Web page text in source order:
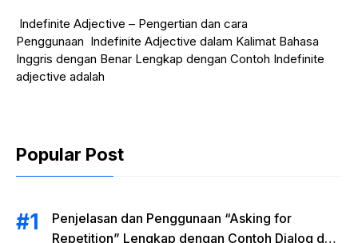
Indefinite Adjective – Pengertian dan cara
Penggunaan Indefinite Adjective dalam Kalimat Bahasa
Inggris dengan Benar Lengkap dengan Contoh Indefinite
adjective adalah
Popular Post
Penjelasan dan Penggunaan “Asking for
Repetition” Lengkap dengan Contoh Dialog dan